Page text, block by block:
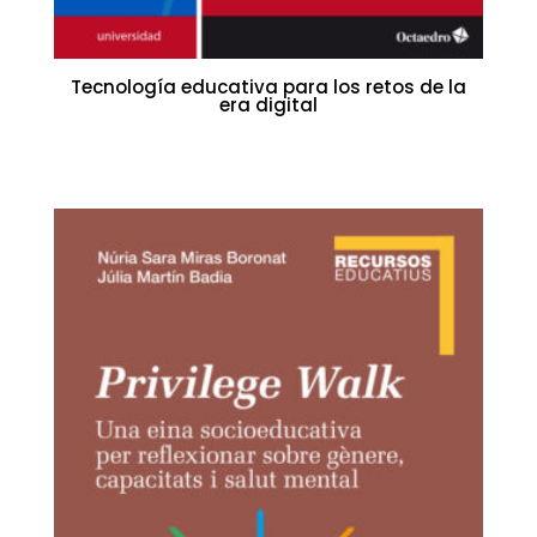
Tecnología educativa para los retos de la
era digital